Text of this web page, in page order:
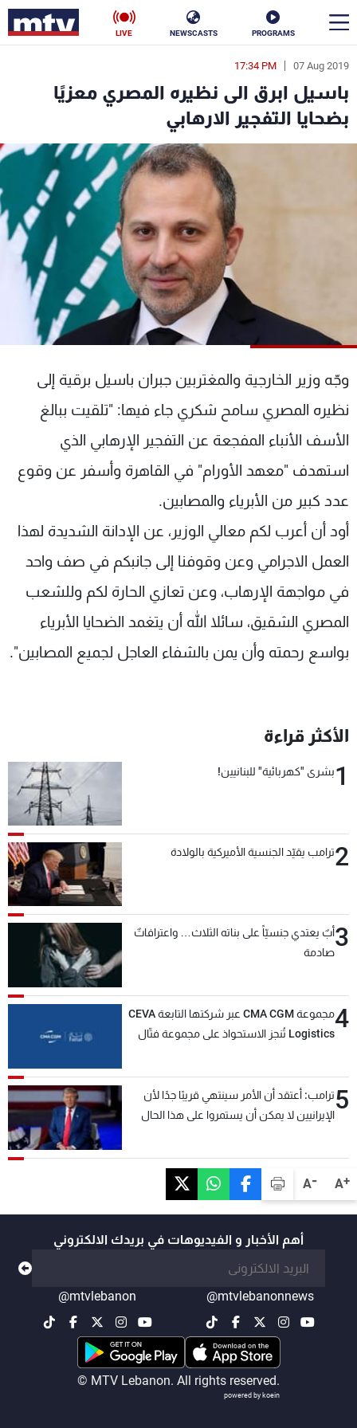
PROGRAMS
NEWSCASTS
LIVE
A+
A-
07 Aug 2019
17:34 PM
باسيل ابرق الى نظيره المصري معزيًا
بضحايا التفجير الارهابي
وجّه وزير الخارجية والمغتربين جبران باسيل برقية إلى
نظيره المصري سامح شكري جاء فيها: "تلقيت ببالغ
الأسف الأنباء المفجعة عن التفجير الإرهابي الذي
استهدف "معهد الأورام" في القاهرة وأسفر عن وقوع
عدد كبير من الأبرياء والمصابين.
أود أن أعرب لكم معالي الوزير، عن الإدانة الشديدة لهذا
العمل الاجرامي وعن وقوفنا إلى جانبكم في صف واحد
في مواجهة الإرهاب، وعن تعازي الحارة لكم وللشعب
المصري الشقيق، سائلا الله أن يتغمد الضحايا الأبرياء
بواسع رحمته وأن يمن بالشفاء العاجل لجميع المصابين".
الأكثر قراءة
1بشرى "كهربائية" للبنانيين!
2ترامب يقيّد الجنسية الأميركية بالولادة
3أبٌ يعتدي جنسيّاً على بناته الثلاث… واعترافاتٌ
صادمة
4
مجموعة CMA CGM عبر شركتها التابعة CEVA
Logistics تُنجز الاستحواذ على مجموعة فتّال
5ترامب: أعتقد أن الأمر سينتهي قريبًا جدًا لأن
الإيرانيين لا يمكن أن يستمروا على هذا الحال
أهم الأخبار و الفيديوهات في بريدك الالكتروني
@mtvlebanonnews
@mtvlebanon
© MTV Lebanon. All rights reserved.
powered by koein
en
الأخبار
سياسة ناس
فن
رياضة
البرامج
جدول البرامج
شاهد البرامج
عن MTV
الإنـتـاج
وظائف
تواصل معنا
شروط الإسـتخدام
سياسة الخصوصية